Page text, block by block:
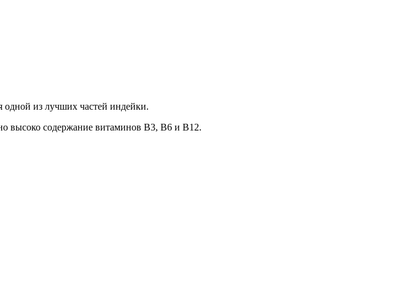
одной из лучших частей индейки.
высоко содержание витаминов В3, В6 и В12.